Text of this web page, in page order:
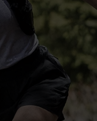
-15°
-20°
-25°
-30°